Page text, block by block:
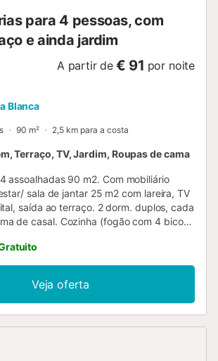
para 4 pessoas, com
e ainda jardim
A partir de € 91 por noite
Blanca
90 m² 2,5 km para a costa
Terraço, TV, Jardim, Roupas de cama
assoalhadas 90 m2. Com mobiliário
sala de jantar 25 m2 com lareira, TV
saída ao terraço. 2 dorm. duplos, cada
de casal. Cozinha (fogão com 4 bicos,
dispõe de: máquina de lavar a
Adequado para famílias. VT-4181V
Veja oferta